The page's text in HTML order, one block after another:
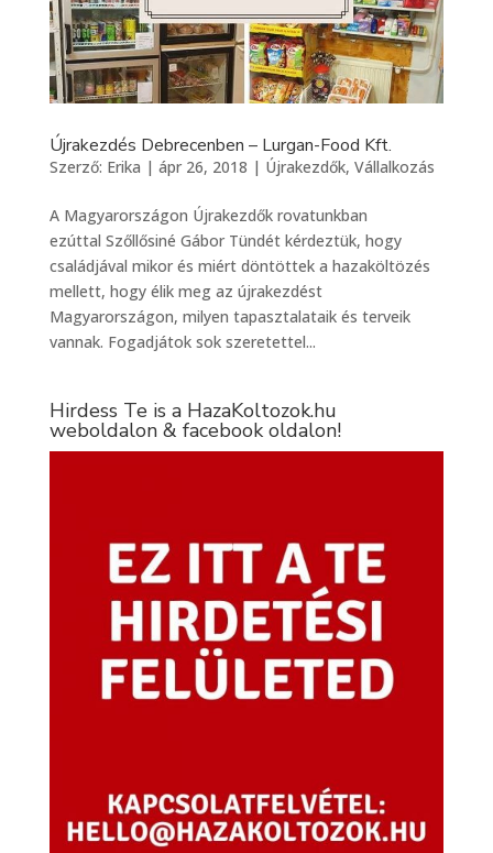
Újrakezdés Debrecenben – Lurgan-Food Kft.
Szerző: Erika | ápr 26, 2018 | Újrakezdők, Vállalkozás
A Magyarországon Újrakezdők rovatunkban
ezúttal Szőllősiné Gábor Tündét kérdeztük, hogy
családjával mikor és miért döntöttek a hazaköltözés
mellett, hogy élik meg az újrakezdést
Magyarországon, milyen tapasztalataik és terveik
vannak. Fogadjátok sok szeretettel...
Hirdess Te is a HazaKoltozok.hu
weboldalon & facebook oldalon!